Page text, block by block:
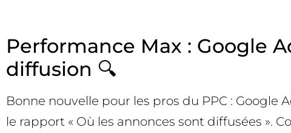
Performance Max : Google
diffusion 🔍
Bonne nouvelle pour les pros du PPC :
le rapport « Où les annonces sont diffusées ».